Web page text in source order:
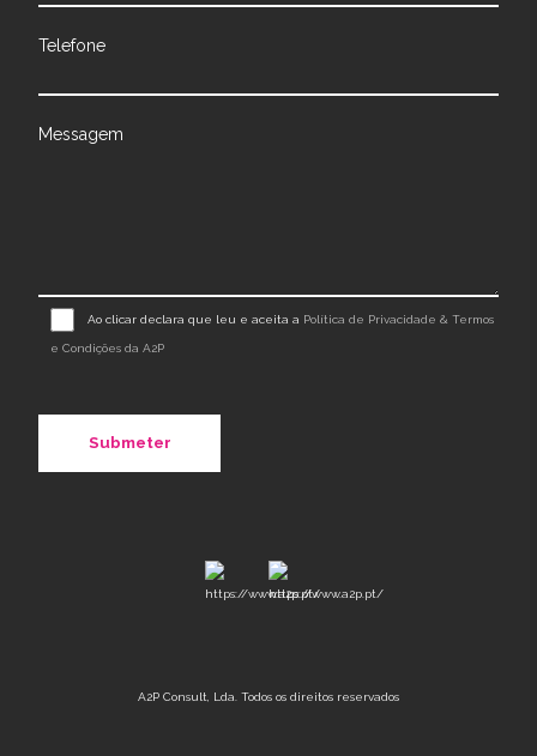
Telefone
Messagem
Ao clicar declara que leu e aceita a Política de Privacidade & Termos
e Condições da A2P
A2P Consult, Lda. Todos os direitos reservados